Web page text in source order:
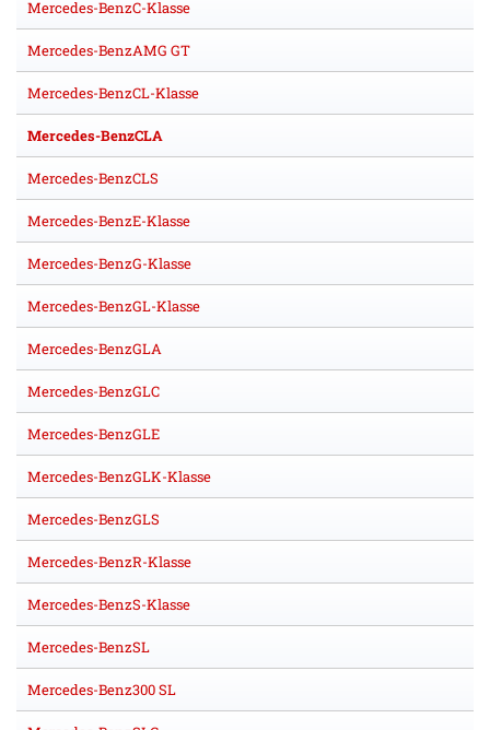
Mercedes-BenzC-Klasse
Mercedes-BenzAMG GT
Mercedes-BenzCL-Klasse
Mercedes-BenzCLA
Mercedes-BenzCLS
Mercedes-BenzE-Klasse
Mercedes-BenzG-Klasse
Mercedes-BenzGL-Klasse
Mercedes-BenzGLA
Mercedes-BenzGLC
Mercedes-BenzGLE
Mercedes-BenzGLK-Klasse
Mercedes-BenzGLS
Mercedes-BenzR-Klasse
Mercedes-BenzS-Klasse
Mercedes-BenzSL
Mercedes-Benz300 SL